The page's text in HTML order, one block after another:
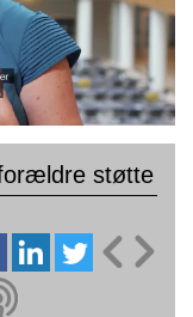
støtte